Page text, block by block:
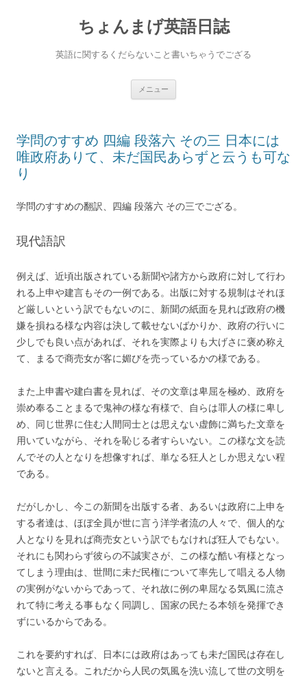
ちょんまげ英語日誌
英語に関するくだらないこと書いちゃうでござる
メニュー
ス
キ
ッ
学問のすすめ 四編 段落六 その三 日本には
唯政府ありて、未だ国民あらずと云うも可な
り
学問のすすめの翻訳、四編 段落六 その三でござる。
現代語訳
例えば、近頃出版されている新聞や諸方から政府に対して行わ
れる上申や建言もその一例である。出版に対する規制はそれほ
ど厳しいという訳でもないのに、新聞の紙面を見れば政府の機
嫌を損ねる様な内容は決して載せないばかりか、政府の行いに
少しでも良い点があれば、それを実際よりも大げさに褒め称え
て、まるで商売女が客に媚びを売っているかの様である。
また上申書や建白書を見れば、その文章は卑屈を極め、政府を
崇め奉ることまるで鬼神の様な有様で、自らは罪人の様に卑し
め、同じ世界に住む人間同士とは思えない虚飾に満ちた文章を
用いていながら、それを恥じる者すらいない。この様な文を読
んでその人となりを想像すれば、単なる狂人としか思えない程
である。
だがしかし、今この新聞を出版する者、あるいは政府に上申を
する者達は、ほぼ全員が世に言う洋学者流の人々で、個人的な
人となりを見れば商売女という訳でもなければ狂人でもない。
それにも関わらず彼らの不誠実さが、この様な酷い有様となっ
てしまう理由は、世間に未だ民権について率先して唱える人物
の実例がないからであって、それ故に例の卑屈なる気風に流さ
れて特に考える事もなく同調し、国家の民たる本領を発揮でき
ずにいるからである。
これを要約すれば、日本には政府はあっても未だ国民は存在し
ないと言える。これだから人民の気風を洗い流して世の文明を